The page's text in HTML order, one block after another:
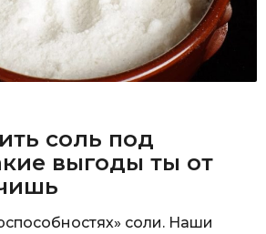
соль под
выгоды ты от
соли. Наши